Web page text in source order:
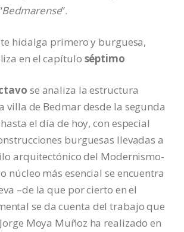
Bedmarense”.
hidalga primero y burguesa,
en el capítulo séptimo
se analiza la estructura
villa de Bedmar desde la segunda
el día de hoy, con especial
burguesas llevadas a
arquitectónico del Modernismo-
núcleo más esencial se encuentra
–de la que por cierto en el
se da cuenta del trabajo que
Moya Muñoz ha realizado en